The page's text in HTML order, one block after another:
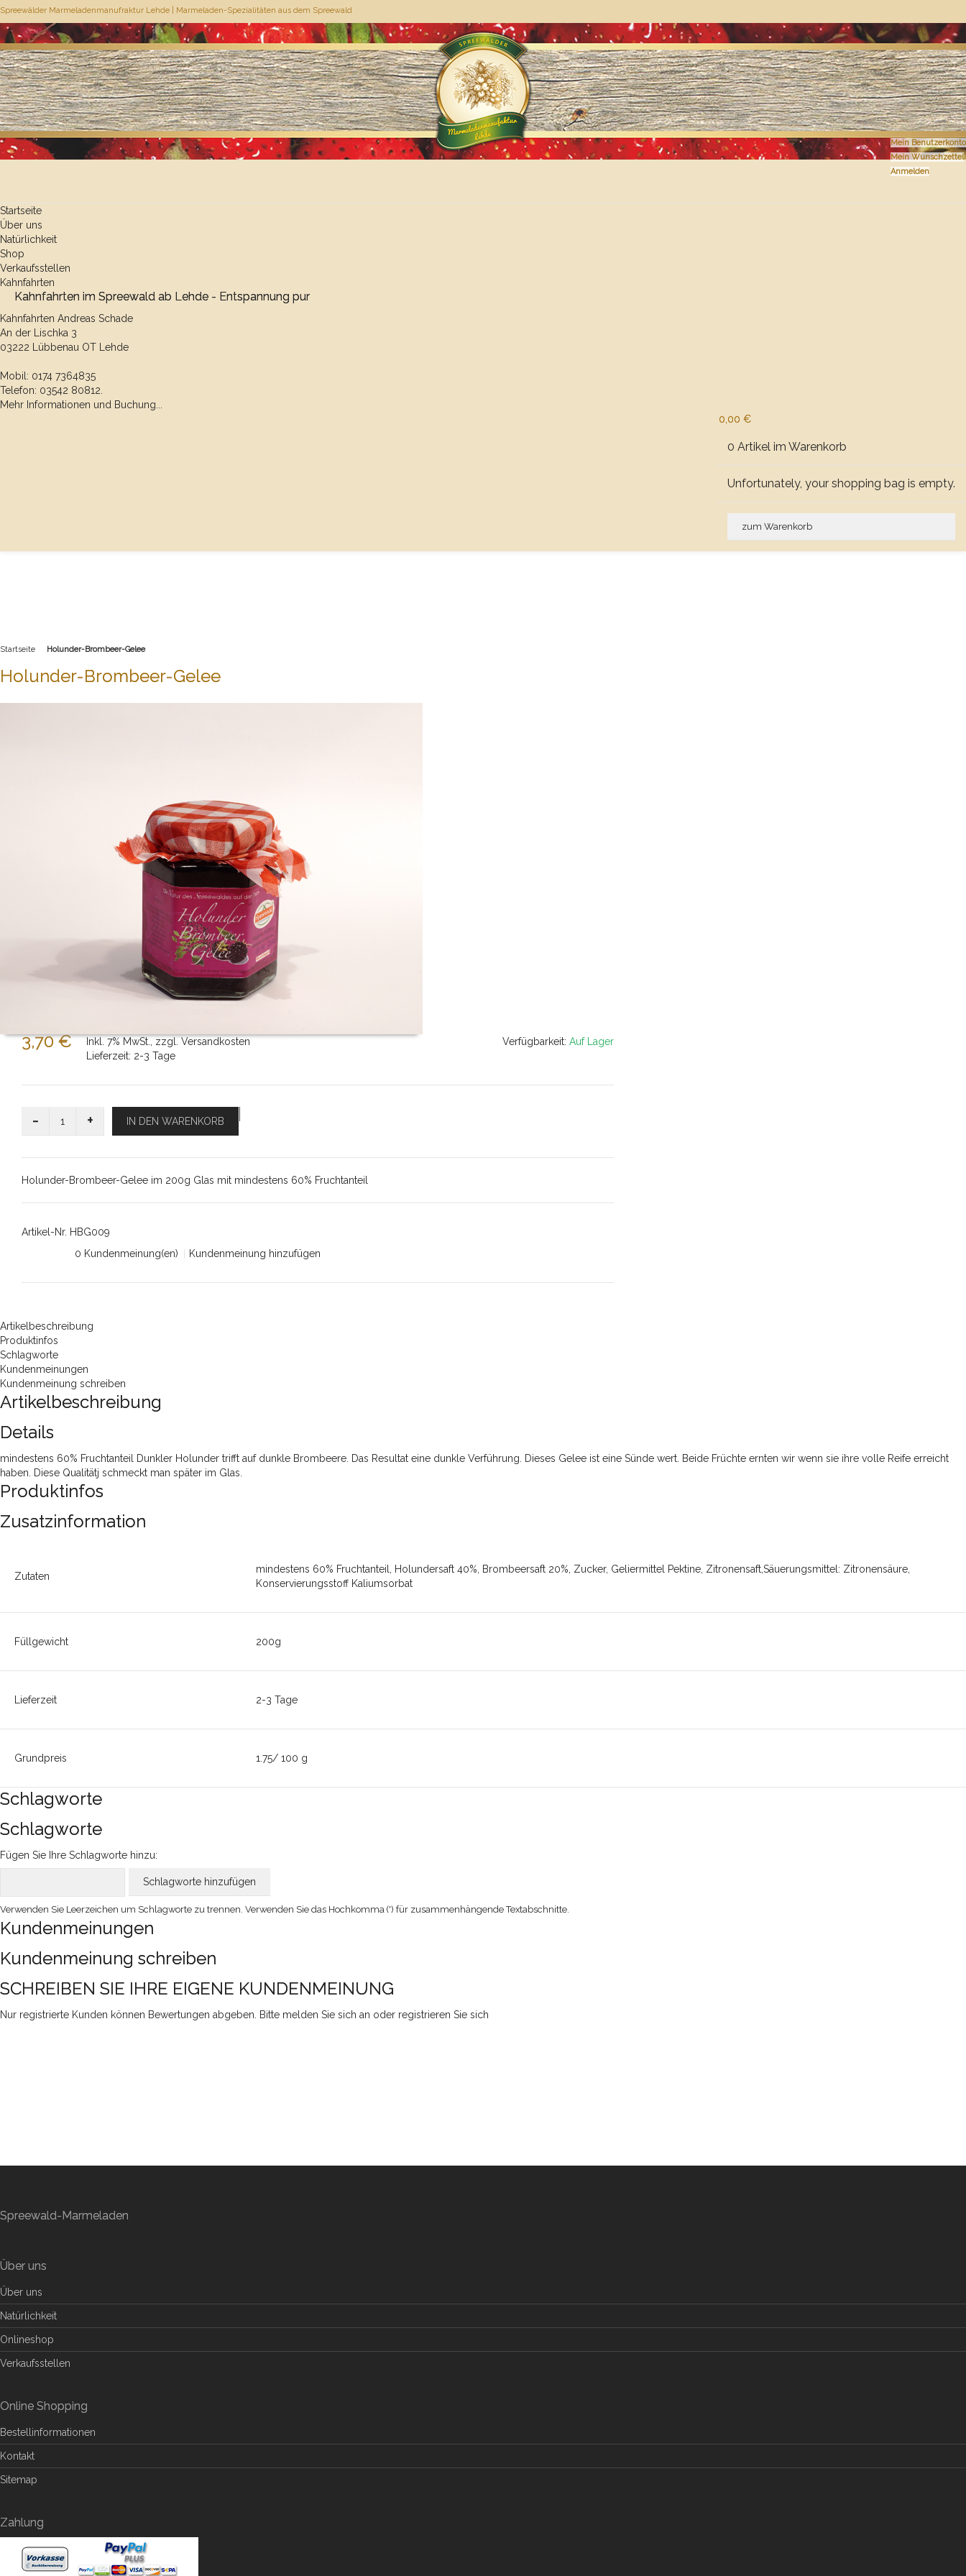
Spreewälder Marmeladenmanufraktur Lehde | Marmeladen-Spezialitäten aus dem Spreewald
Mein Benutzerkonto
Mein Wunschzettel
Anmelden
Startseite
Über uns
Natürlichkeit
Shop
Verkaufsstellen
Kahnfahrten
Kahnfahrten im Spreewald ab Lehde - Entspannung pur
Kahnfahrten Andreas Schade
An der Lischka 3
03222 Lübbenau OT Lehde
Mobil: 0174 7364835
Telefon: 03542 80812.
Mehr Informationen und Buchung...
0,00 €
0 Artikel im Warenkorb
Unfortunately, your shopping bag is empty.
zum Warenkorb
Startseite Holunder-Brombeer-Gelee
Holunder-Brombeer-Gelee
3,70 € Inkl. 7% MwSt., zzgl. Versandkosten Verfügbarkeit: Auf Lager
Lieferzeit: 2-3 Tage
- + IN DEN WARENKORB
Holunder-Brombeer-Gelee im 200g Glas mit mindestens 60% Fruchtanteil
Artikel-Nr. HBG009
0 Kundenmeinung(en)
Kundenmeinung hinzufügen
Artikelbeschreibung
Produktinfos
Schlagworte
Kundenmeinungen
Kundenmeinung schreiben
Artikelbeschreibung
Details
mindestens 60% Fruchtanteil Dunkler Holunder trifft auf dunkle Brombeere. Das Resultat eine dunkle Verführung. Dieses Gelee ist eine Sünde wert. Beide Früchte ernten wir wenn sie ihre volle Reife erreicht
haben. Diese Qualitätj schmeckt man später im Glas.
Produktinfos
Zusatzinformation
Zutaten
mindestens 60% Fruchtanteil, Holundersaft 40%, Brombeersaft 20%, Zucker, Geliermittel Pektine, Zitronensaft,Säuerungsmittel: Zitronensäure,
Konservierungsstoff Kaliumsorbat
Füllgewicht 200g
Lieferzeit 2-3 Tage
Grundpreis 1.75/ 100 g
Schlagworte
Schlagworte
Fügen Sie Ihre Schlagworte hinzu:
Schlagworte hinzufügen
Verwenden Sie Leerzeichen um Schlagworte zu trennen. Verwenden Sie das Hochkomma (') für zusammenhängende Textabschnitte.
Kundenmeinungen
Kundenmeinung schreiben
SCHREIBEN SIE IHRE EIGENE KUNDENMEINUNG
Nur registrierte Kunden können Bewertungen abgeben. Bitte melden Sie sich an oder registrieren Sie sich
Spreewald-Marmeladen
Über uns
Über uns
Natürlichkeit
Onlineshop
Verkaufsstellen
Online Shopping
Bestellinformationen
Kontakt
Sitemap
Zahlung